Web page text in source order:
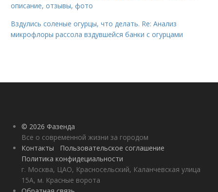
описание, отзывы, фото
Вздулись соленые огурцы, что делать. Re: Анализ
микрофлоры рассола вздувшейся банки с огурцами
© 2026 Фазенда
Все о современной жизни за городом
Контакты
Пользовательское соглашение
Политика конфидециальности
г. Москва, ЦАО, Красносельский, Каланчевская улица
15А, м. Красные ворота